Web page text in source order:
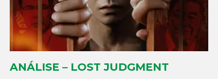
ANÁLISE – LOST JUDGMENT